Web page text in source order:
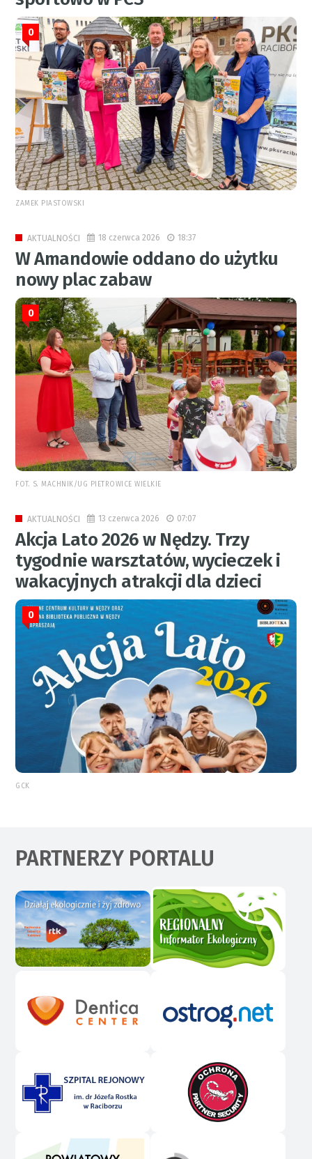
0
ZAMEK PIASTOWSKI
AKTUALNOŚCI 18 czerwca 2026 18:37
W Amandowie oddano do użytku
nowy plac zabaw
0
FOT. S. MACHNIK/UG PIETROWICE WIELKIE
AKTUALNOŚCI 13 czerwca 2026 07:07
Akcja Lato 2026 w Nędzy. Trzy
tygodnie warsztatów, wycieczek i
wakacyjnych atrakcji dla dzieci
0
GCK
PARTNERZY PORTALU